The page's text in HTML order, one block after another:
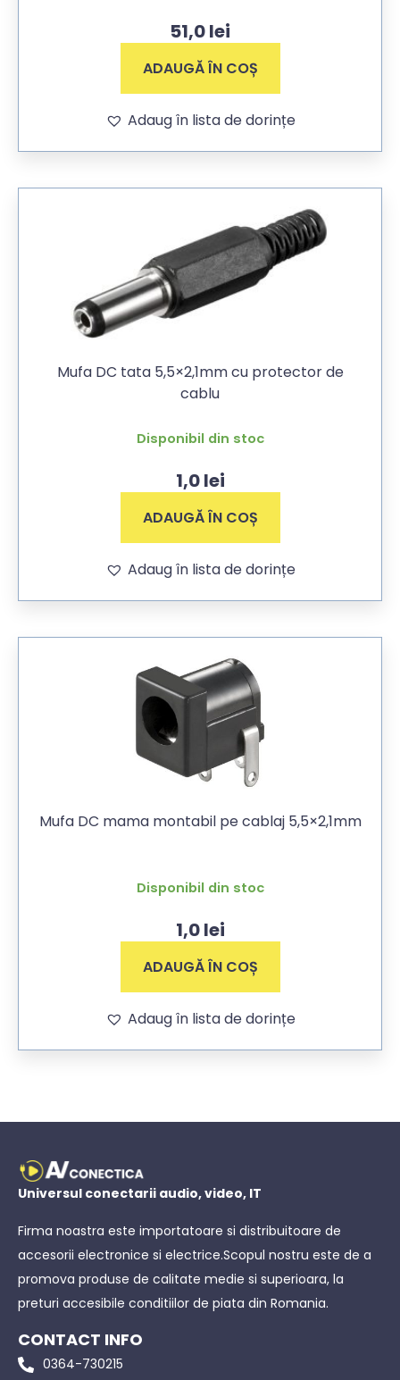
51,0lei
ADAUGĂ ÎN COȘ
Adaug în lista de dorințe
Mufa DC tata 5,5×2,1mm cu protector de
cablu
Disponibil din stoc
1,0lei
ADAUGĂ ÎN COȘ
Adaug în lista de dorințe
Mufa DC mama montabil pe cablaj 5,5×2,1mm
Disponibil din stoc
1,0lei
ADAUGĂ ÎN COȘ
Adaug în lista de dorințe
Universul conectarii audio, video, IT
Firma noastra este importatoare si distribuitoare de
accesorii electronice si electrice.Scopul nostru este de a
promova produse de calitate medie si superioara, la
preturi accesibile conditiilor de piata din Romania.
CONTACT INFO
0364-730215